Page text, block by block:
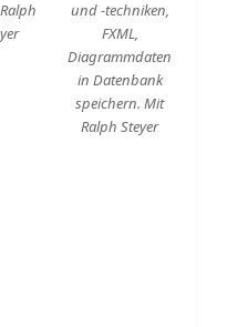
und -techniken,
FXML,
Diagrammdaten
in Datenbank
speichern. Mit
Ralph Steyer